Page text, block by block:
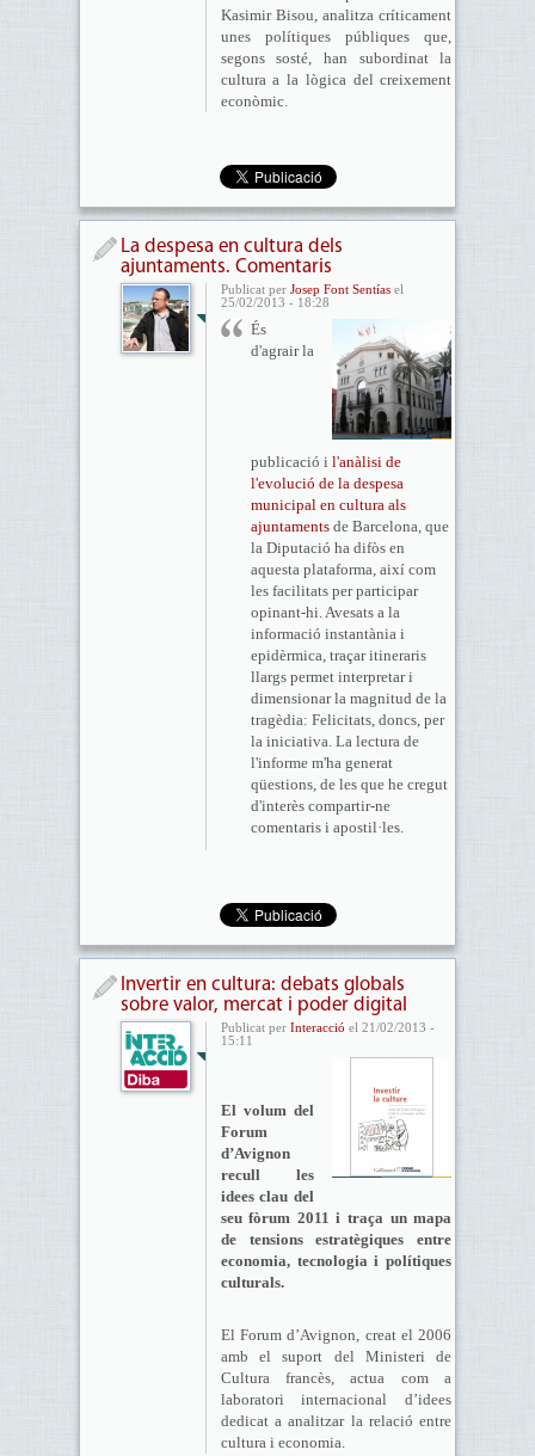
Kasimir Bisou, analitza críticament
unes polítiques públiques que,
segons sosté, han subordinat la
cultura a la lògica del creixement
econòmic.
La despesa en cultura dels
ajuntaments. Comentaris
Publicat per Josep Font Sentíasel
25/02/2013 - 18:28
És
d'agrair la
publicació i l'anàlisi de
l'evolució de la despesa
municipal en cultura als
ajuntamentsde Barcelona, que
la Diputació ha difòs en
aquesta plataforma, així com
les facilitats per participar
opinant-hi. Avesats a la
informació instantània i
epidèrmica, traçar itineraris
llargs permet interpretar i
dimensionar la magnitud de la
tragèdia: Felicitats, doncs, per
la iniciativa. La lectura de
l'informe m'ha generat
qüestions, de les que he cregut
d'interès compartir-ne
comentaris i apostil·les.
Invertir en cultura: debats globals
sobre valor, mercat i poder digital
Publicat per Interacció el 21/02/2013 -
15:11
El volum del
Forum
d’Avignon
recull les
idees clau del
seu fòrum 2011 i traça un mapa
de tensions estratègiques entre
economia, tecnologia i polítiques
culturals.
El Forum d’Avignon, creat el 2006
amb el suport del Ministeri de
Cultura francès, actua com a
laboratori internacional d’idees
dedicat a analitzar la relació entre
cultura i economia.